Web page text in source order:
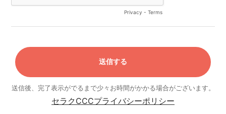
Privacy -Terms
送信後、完了表示がでるまで少々お時間がかかる場合がございます。
セラクCCCプライバシーポリシー